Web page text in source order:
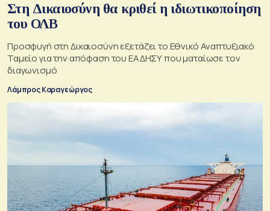
Στη Δικαιοσύνη θα κριθεί η ιδιωτικοποίηση
του ΟΛΒ
Προσφυγή στη Δικαιοσύνη εξετάζει το Εθνικό Αναπτυξιακό
Ταμείο για την απόφαση του ΕΑΔΗΣΥ που ματαίωσε τον
διαγωνισμό
Λάμπρος Καραγεώργος